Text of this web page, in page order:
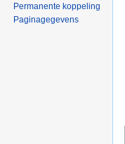
Permanente koppeling
Paginagegevens